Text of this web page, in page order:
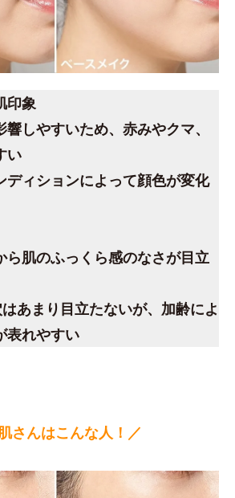
印象
響しやすいため、赤みやクマ、
い
ディションによって顔色が変化
ら肌のふっくら感のなさが目立
あまり目立たないが、加齢によ
表れやすい
さんはこんな人！／